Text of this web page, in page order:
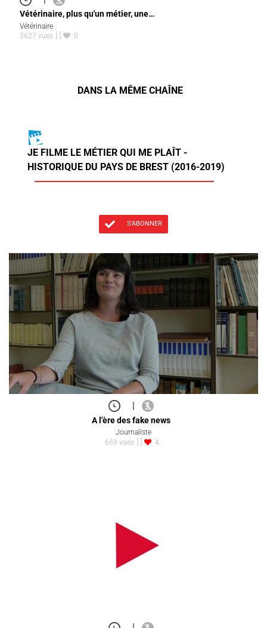
Vétérinaire, plus qu'un métier, une…
Vétérinaire
3627 vues
0
DANS LA MÊME CHAÎNE
JE FILME LE MÉTIER QUI ME PLAÎT -
HISTORIQUE DU PAYS DE BREST (2016-2019)
S'ABONNER
|
A l'ère des fake news
Journaliste
669 vues
4